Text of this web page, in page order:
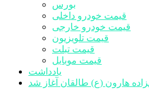
بورس
قیمت خودرو داخلی
قیمت خودرو خارجی
قیمت تلویزیون
قیمت تبلت
قیمت موبایل
یادداشت
هارون (ع) طالقان آغاز شد